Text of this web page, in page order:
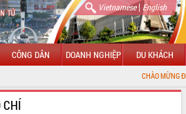
Vietnamese| English
CÔNG DÂN DOANH NGHIỆP DU KHÁCH
CHÀO MỪNG ĐẾN VỚI
CHÍ